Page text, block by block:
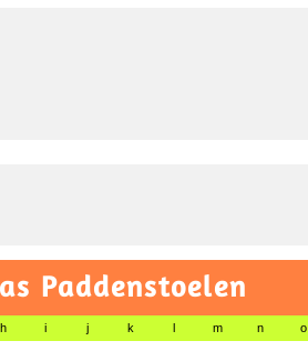
Paddenstoelen
h i j k l m n o